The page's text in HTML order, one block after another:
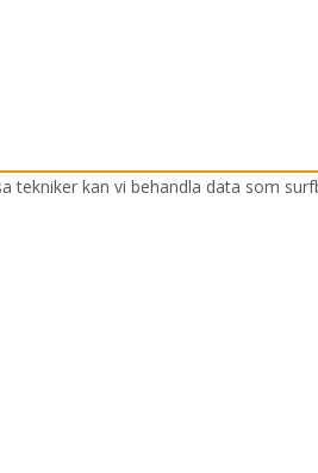
kan vi behandla data som